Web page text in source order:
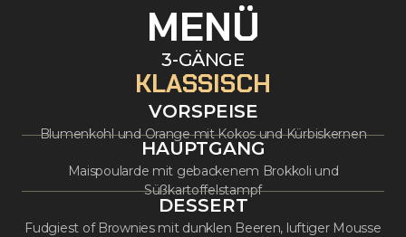
MENÜ
3-GÄNGE
KLASSISCH
VORSPEISE
Blumenkohl und Orange mit Kokos und Kürbiskernen
HAUPTGANG
Maispoularde mit gebackenem Brokkoli und
Süßkartoffelstampf
DESSERT
Fudgiest of Brownies mit dunklen Beeren, luftiger Mousse